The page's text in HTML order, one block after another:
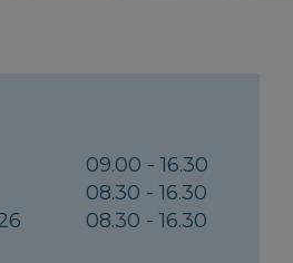
09.00 - 16.30
08.30 - 16.30
08.30 - 16.30